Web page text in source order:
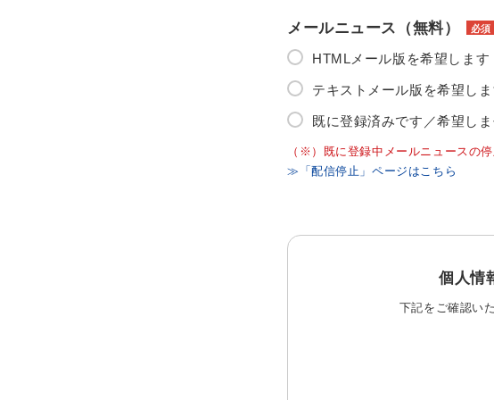
メールニュース（無料） 必須
HTMLメール版を希望します
テキストメール版を希望し
既に登録済みです／希望し
（※）既に登録中メールニュースの
≫「配信停止」ページはこちら
個人情
下記をご確認い